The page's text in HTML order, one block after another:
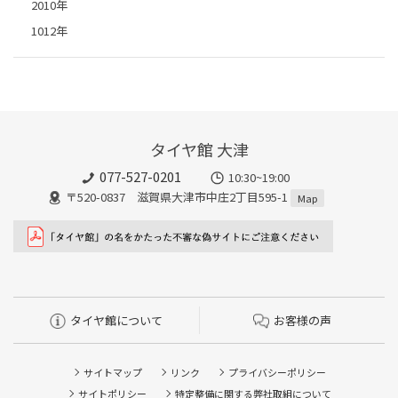
2010年
1012年
タイヤ館 大津
077-527-0201
10:30~19:00
〒520-0837 滋賀県大津市中庄2丁目595-1
Map
タイヤ館について お客様の声
サイトマップ リンク
プライバシーポリシー
サイトポリシー
特定整備に関する弊社取組について